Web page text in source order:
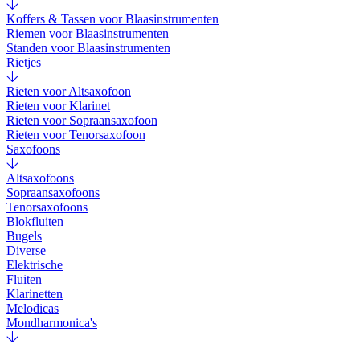
Koffers & Tassen voor Blaasinstrumenten
Riemen voor Blaasinstrumenten
Standen voor Blaasinstrumenten
Rietjes
Rieten voor Altsaxofoon
Rieten voor Klarinet
Rieten voor Sopraansaxofoon
Rieten voor Tenorsaxofoon
Saxofoons
Altsaxofoons
Sopraansaxofoons
Tenorsaxofoons
Blokfluiten
Bugels
Diverse
Elektrische
Fluiten
Klarinetten
Melodicas
Mondharmonica's